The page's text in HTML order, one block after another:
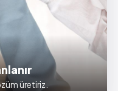
üretiriz.